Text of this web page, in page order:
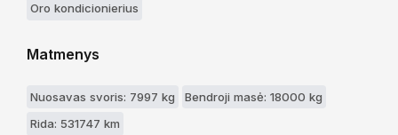
Oro kondicionierius
Matmenys
Nuosavas svoris: 7997 kg
Bendroji masė: 18000 kg
Rida: 531747 km